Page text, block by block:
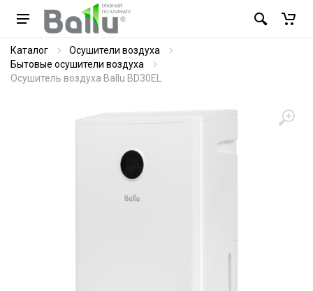
Каталог
Осушители воздуха
Бытовые осушители воздуха
Осушитель воздуха Ballu BD30EL